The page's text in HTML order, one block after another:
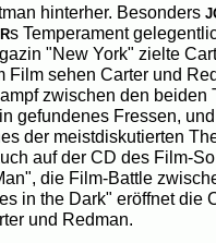
hinterher. Besonders
s Temperament
"New York" zielte
Film sehen Carter und
zwischen den beiden
gefundenes Fressen,
der meistdiskutierten
auf der CD des Film-
die Film-Battle
in the Dark" eröffnet die
und Redman.